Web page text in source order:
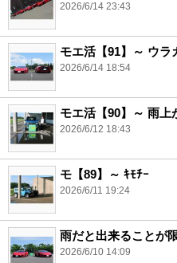
2026/6/14 23:43
モエ活【91】～ ウラ
2026/6/14 18:54
モエ活【90】～ 雨上
2026/6/12 18:43
モ【89】～ ｷﾓﾁｰ
2026/6/11 19:24
雨だと出来ることが
2026/6/10 14:09